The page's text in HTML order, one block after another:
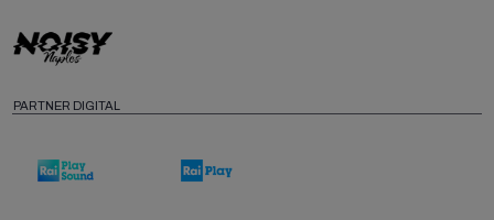
PARTNER DIGITAL